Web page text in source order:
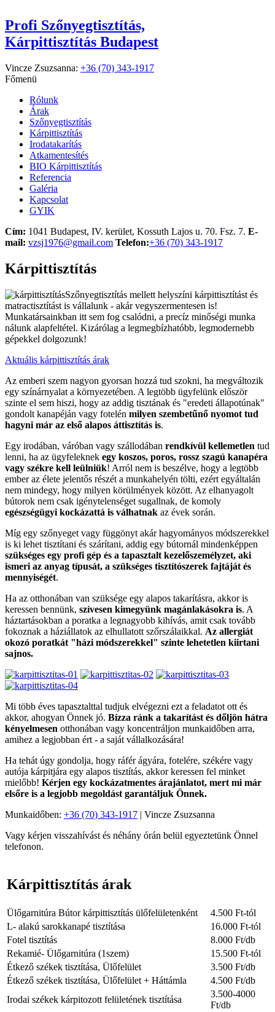
Profi Szőnyegtisztítás,
Kárpittisztítás Budapest
Vincze Zsuzsanna: +36 (70) 343-1917
Főmenü
Rólunk
Árak
Szőnyegtisztítás
Kárpittisztítás
Irodatakarítás
Atkamentesítés
BIO Kárpittisztítás
Referencia
Galéria
Kapcsolat
GYIK
Cím: 1041 Budapest, IV. kerület, Kossuth Lajos u. 70. Fsz. 7. E-
mail: vzsj1976@gmail.com Telefon:+36 (70) 343-1917
Kárpittisztítás
Szőnyegtisztítás mellett helyszíni kárpittisztítást és
matractisztítást is vállalunk - akár vegyszermentesen is!
Munkatársainkban itt sem fog csalódni, a precíz minőségi munka
nálunk alapfeltétel. Kizárólag a legmegbízhatóbb, legmodernebb
gépekkel dolgozunk!
Aktuális kárpittisztítás árak
Az emberi szem nagyon gyorsan hozzá tud szokni, ha megváltozik
egy színárnyalat a környezetében. A legtöbb ügyfelünk először
szinte el sem hiszi, hogy az addig tisztának és "eredeti állapotúnak"
gondolt kanapéján vagy fotelén milyen szembetűnő nyomot tud
hagyni már az első alapos áttisztítás is.
Egy irodában, váróban vagy szállodában rendkívül kellemetlen tud
lenni, ha az ügyfeleknek egy koszos, poros, rossz szagú kanapéra
vagy székre kell leülniük! Arról nem is beszélve, hogy a legtöbb
ember az élete jelentős részét a munkahelyén tölti, ezért egyáltalán
nem mindegy, hogy milyen körülmények között. Az elhanyagolt
bútorok nem csak igénytelenséget sugallnak, de komoly
egészségügyi kockázattá is válhatnak az évek során.
Míg egy szőnyeget vagy függönyt akár hagyományos módszerekkel
is ki lehet tisztítani és szárítani, addig egy bútornál mindenképpen
szükséges egy profi gép és a tapasztalt kezelőszemélyzet, aki
ismeri az anyag típusát, a szükséges tisztítószerek fajtáját és
mennyiségét.
Ha az otthonában van szüksége egy alapos takarításra, akkor is
keressen bennünk, szívesen kimegyünk magánlakásokra is. A
háztartásokban a poratka a legnagyobb kihívás, amit csak tovább
fokoznak a háziállatok az elhullatott szőrszálaikkal. Az allergiát
okozó poratkát "házi módszerekkel" szinte lehetetlen kiirtani
sajnos.
Mi több éves tapasztalttal tudjuk elvégezni ezt a feladatot ott és
akkor, ahogyan Önnek jó. Bízza ránk a takarítást és dőljön hátra
kényelmesen otthonában vagy koncentráljon munkaidőben arra,
amihez a legjobban ért - a saját vállalkozására!
Ha tehát úgy gondolja, hogy ráfér ágyára, fotelére, székére vagy
autója kárpitjára egy alapos tisztítás, akkor keressen fel minket
mielőbb! Kérjen egy kockázatmentes árajánlatot, mert mi már
elsőre is a legjobb megoldást garantáljuk Önnek.
Munkaidőben: +36 (70) 343-1917 | Vincze Zsuzsanna
Vagy kérjen visszahívást és néhány órán belül egyeztetünk Önnel
telefonon.
Kárpittisztítás árak
Ülőgarnitúra Bútor kárpittisztítás ülőfelületenként
4.500 Ft-tól
L- alakú sarokkanapé tisztítása
16.000 Ft-tól
Fotel tisztítás
8.000 Ft/db
Rekamié- Ülőgarnitúra (1szem)
15.500 Ft-tól
Étkező székek tisztítása, Ülőfelület
3.500 Ft/db
Étkező székek tisztítása, Ülőfelület + Háttámla
4.500 Ft/db
Irodai székek kárpitozott felületének tisztítása
3.500-4000
Ft/db